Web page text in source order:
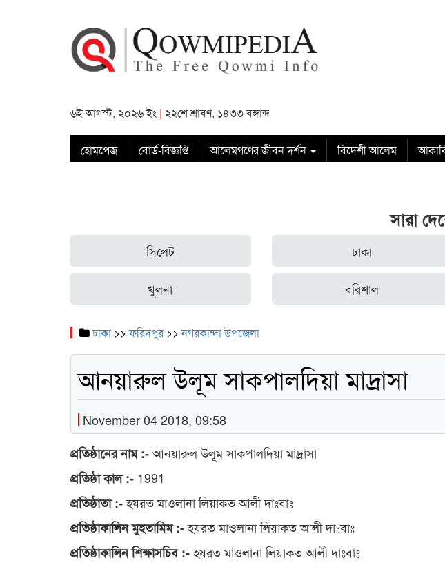
৬ই আগস্ট, ২০২৬ ইং | ২২শে শ্রাবণ, ১৪৩৩ বঙ্গাব্দ
হোমপেজ বোর্ড-বিজ্ঞপ্তি আলেমগণের জীবন দর্শন বিদেশী আলেম
সারা
সিলেট ঢাকা
খুলনা বরিশাল
ঢাকা>>ফরিদপুর >>নগরকান্দা উপজেলা
আনয়ারুল উলূম সাকপালদিয়া মাদ্রাসা
November 04 2018, 09:58
প্রতিষ্ঠানের নাম :-আনয়ারুল উলূম সাকপালদিয়া মাদ্রাসা
প্রতিষ্ঠা কাল :- 1991
প্রতিষ্ঠাতা :-হযরত মাওলানা লিয়াকত আলী দাঃবাঃ
প্রতিষ্ঠাকালিন মুহতামিম :-হযরত মাওলানা লিয়াকত আলী দাঃবাঃ
প্রতিষ্ঠাকালিন শিক্ষাসচিব :-হযরত মাওলানা লিয়াকত আলী দাঃবাঃ